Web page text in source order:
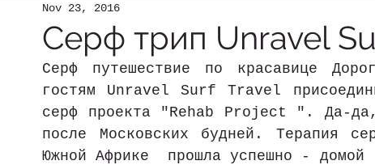
Рассказы гостей
Новости Африканского континента
Серф трип Unravel
Nov 23, 2016
Серф путешествие по красавице
гостям Unravel Surf Travel
серф проекта "Rehab Project ". Да-да,
после Московских будней. Терапия
Южной Африке  прошла успешно - домой